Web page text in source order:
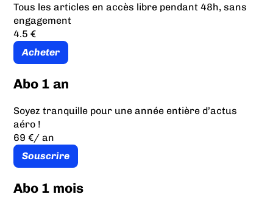
Tous les articles en accès libre pendant 48h, sans
engagement
4.5 €
Acheter
Abo 1 an
Soyez tranquille pour une année entière d’actus
aéro !
69 €/ an
Souscrire
Abo 1 mois